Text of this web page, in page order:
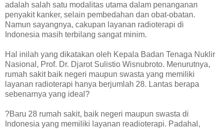
adalah salah satu modalitas utama dalam penanganan
penyakit kanker, selain pembedahan dan obat-obatan.
Namun sayangnya, cakupan layanan radioterapi di
Indonesia masih terbilang sangat minim.
Hal inilah yang dikatakan oleh Kepala Badan Tenaga Nuklir
Nasional, Prof. Dr. Djarot Sulistio Wisnubroto. Menurutnya,
rumah sakit baik negeri maupun swasta yang memiliki
layanan radioterapi hanya berjumlah 28. Lantas berapa
sebenarnya yang ideal?
?Baru 28 rumah sakit, baik negeri maupun swasta di
Indonesia yang memiliki layanan readioterapi. Padahal,